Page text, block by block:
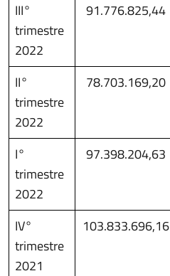
III°
trimestre
2022
91.776.825,44
II°
trimestre
2022
78.703.169,20
I°
trimestre
2022
97.398.204,63
IV°
trimestre
2021
103.833.696,16